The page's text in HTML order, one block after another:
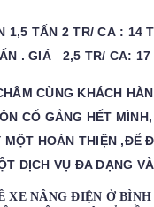
1,5 TẤN 2 TR/ CA : 14
. GIÁ 2,5 TR/ CA: 17
CÙNG KHÁCH
CỐ GẮNG HẾT
MỘT HOÀN THIỆN ,ĐỂ
DỊCH VỤ ĐA DẠNG